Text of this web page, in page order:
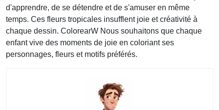
d'apprendre, de se détendre et de s'amuser en même
temps. Ces fleurs tropicales insufflent joie et créativité à
chaque dessin. ColorearW Nous souhaitons que chaque
enfant vive des moments de joie en coloriant ses
personnages, fleurs et motifs préférés.